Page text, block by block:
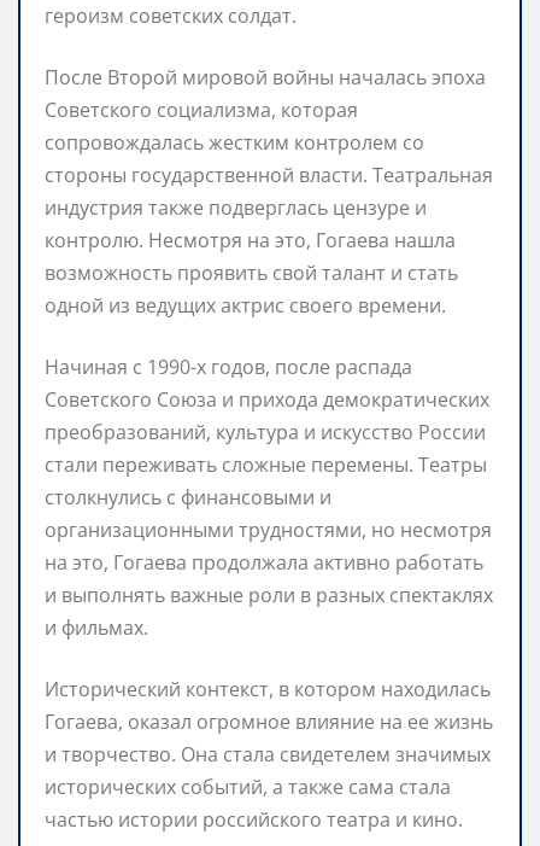
героизм советских солдат.
После Второй мировой войны началась эпоха
Советского социализма, которая
сопровождалась жестким контролем со
стороны государственной власти. Театральная
индустрия также подверглась цензуре и
контролю. Несмотря на это, Гогаева нашла
возможность проявить свой талант и стать
одной из ведущих актрис своего времени.
Начиная с 1990-х годов, после распада
Советского Союза и прихода демократических
преобразований, культура и искусство России
стали переживать сложные перемены. Театры
столкнулись с финансовыми и
организационными трудностями, но несмотря
на это, Гогаева продолжала активно работать
и выполнять важные роли в разных спектаклях
и фильмах.
Исторический контекст, в котором находилась
Гогаева, оказал огромное влияние на ее жизнь
и творчество. Она стала свидетелем значимых
исторических событий, а также сама стала
частью истории российского театра и кино.